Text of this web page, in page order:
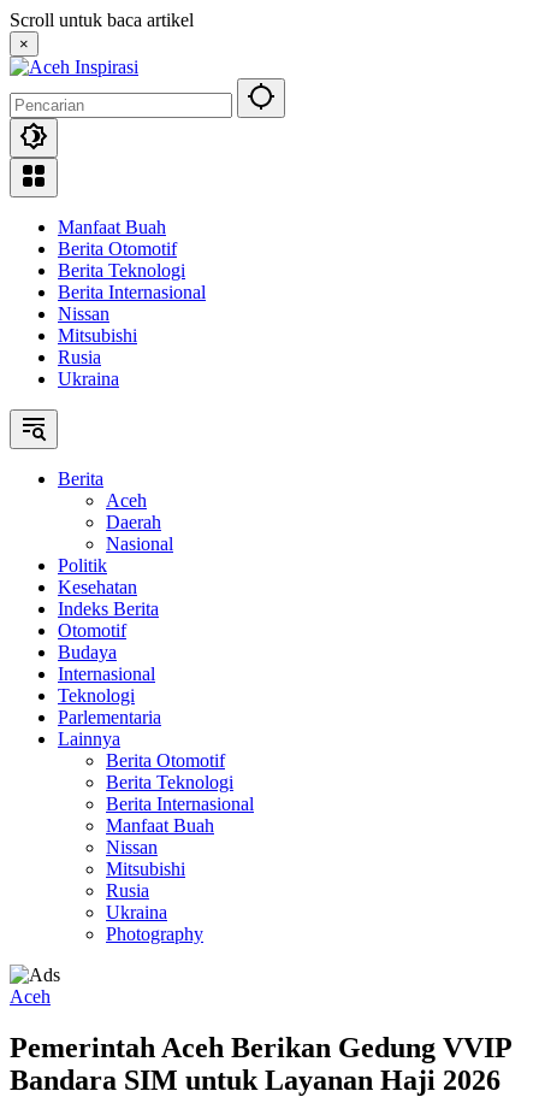
Langsung
ke
konten
Scroll untuk baca artikel
×
Manfaat Buah
Berita Otomotif
Berita Teknologi
Berita Internasional
Nissan
Mitsubishi
Rusia
Ukraina
Berita
Aceh
Daerah
Nasional
Politik
Kesehatan
Indeks Berita
Otomotif
Budaya
Internasional
Teknologi
Parlementaria
Lainnya
Berita Otomotif
Berita Teknologi
Berita Internasional
Manfaat Buah
Nissan
Mitsubishi
Rusia
Ukraina
Photography
Aceh
Pemerintah Aceh Berikan Gedung VVIP
Bandara SIM untuk Layanan Haji 2026